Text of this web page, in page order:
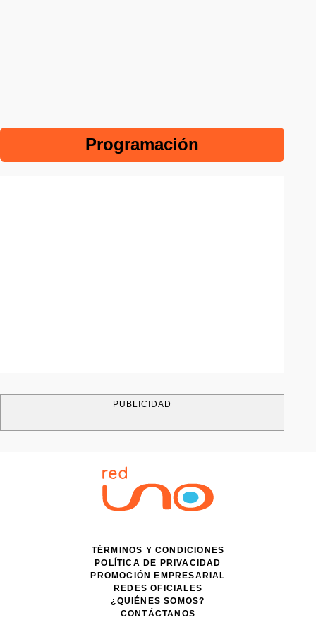
Programación
PUBLICIDAD
TÉRMINOS Y CONDICIONES
POLÍTICA DE PRIVACIDAD
PROMOCIÓN EMPRESARIAL
REDES OFICIALES
¿QUIÉNES SOMOS?
CONTÁCTANOS